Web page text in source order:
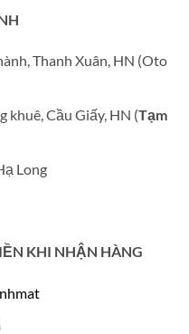
là:
₫2,500,000.
Thanh Xuân, HN (Oto
khuê, Cầu Giấy, HN (Tạm
Long
KHI NHẬN HÀNG